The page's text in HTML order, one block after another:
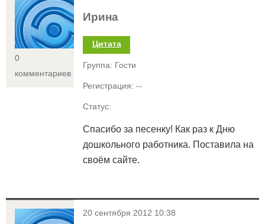
0
комментариев
Ирина
Цитата
Группа: Гости
Регистрация: --
Статус:
Спасибо за песенку! Как раз к Дню
дошкольного работника. Поставила на
своём сайте.
< 20 сентября 2012 10:38